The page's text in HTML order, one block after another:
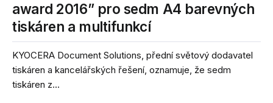
award 2016” pro sedm A4 barevných
tiskáren a multifunkcí
KYOCERA Document Solutions, přední světový dodavatel
tiskáren a kancelářských řešení, oznamuje, že sedm
tiskáren z...